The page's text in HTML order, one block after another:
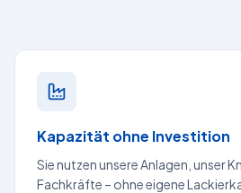
Kapazität ohne Investition
Sie nutzen unsere Anlagen, unser
Fachkräfte – ohne eigene